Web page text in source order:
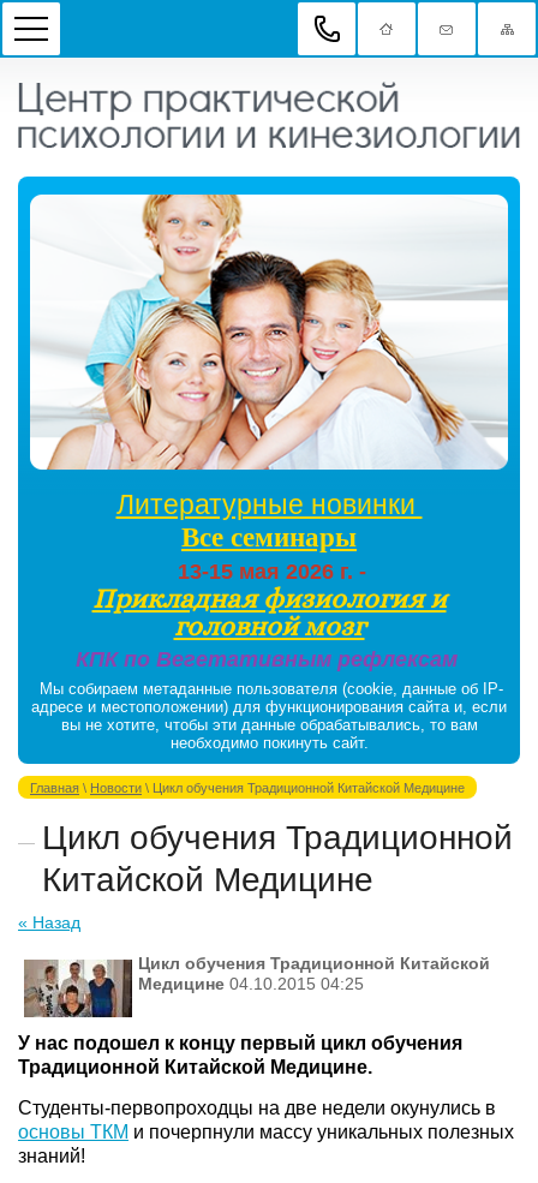
Литературные новинки
Все семинары
13-15 мая 2026 г. -
Прикладная физиология и
головной мозг
КПК по Вегетативным рефлексам
Мы собираем метаданные пользователя (cookie, данные об IP-
адресе и местоположении) для функционирования сайта и, если
вы не хотите, чтобы эти данные обрабатывались, то вам
необходимо покинуть сайт.
Главная \ Новости \ Цикл обучения Традиционной Китайской Медицине
Цикл обучения Традиционной
Китайской Медицине
« Назад
Цикл обучения Традиционной Китайской
Медицине 04.10.2015 04:25
У нас подошел к концу первый цикл обучения
Традиционной Китайской Медицине.
Студенты-первопроходцы на две недели окунулись в
основы ТКМ и почерпнули массу уникальных полезных
знаний!